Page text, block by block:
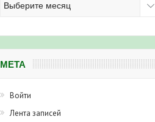
новостей
МЕТА
Войти
Лента записей